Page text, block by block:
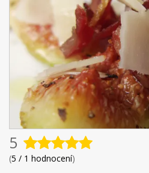
5
(5 / 1 hodnocení)